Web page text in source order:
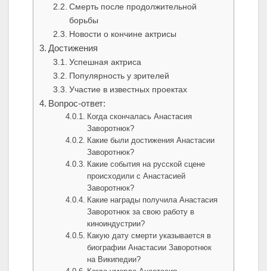
Смерть после продолжительной
борьбы
Новости о кончине актрисы
Достижения
Успешная актриса
Популярность у зрителей
Участие в известных проектах
Вопрос-ответ:
Когда скончалась Анастасия
Заворотнюк?
Какие были достижения Анастасии
Заворотнюк?
Какие события на русской сцене
происходили с Анастасией
Заворотнюк?
Какие награды получила Анастасия
Заворотнюк за свою работу в
киноиндустрии?
Какую дату смерти указывается в
биографии Анастасии Заворотнюк
на Википедии?